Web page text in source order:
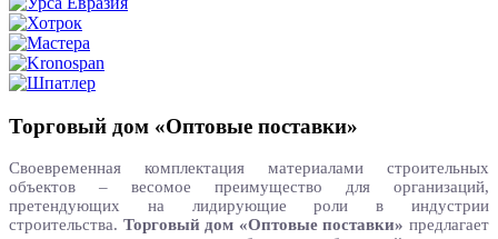
Торговый дом «Оптовые поставки»
Своевременная комплектация материалами строительных
объектов – весомое преимущество для организаций,
претендующих на лидирующие роли в индустрии
строительства. Торговый дом «Оптовые поставки» предлагает